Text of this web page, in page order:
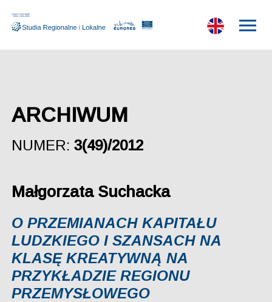
ARCHIWUM
NUMER: 3(49)/2012
Małgorzata Suchacka
O PRZEMIANACH KAPITAŁU
LUDZKIEGO I SZANSACH NA
KLASĘ KREATYWNĄ NA
PRZYKŁADZIE REGIONU
PRZEMYSŁOWEGO